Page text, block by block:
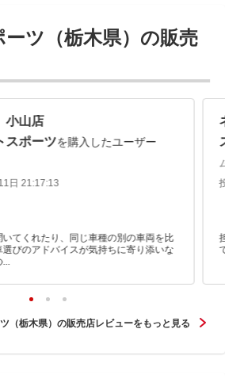
ツ（栃木県）の販売
小山店
スポーツを購入したユーザー
日 21:17:13
てくれたり、同じ車種の別の車両を比
びのアドバイスが気持ちに寄り添いな
（栃木県）の販売店レビューをもっと見る